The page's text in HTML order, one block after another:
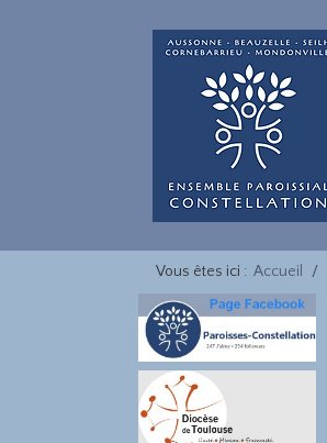
Vous êtes ici : Accueil